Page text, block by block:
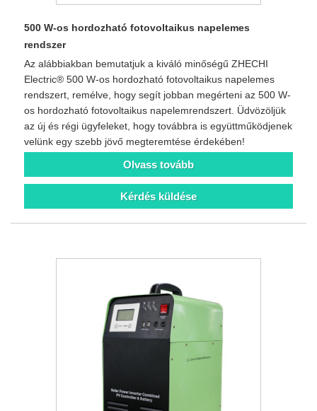
500 W-os hordozható fotovoltaikus napelemes
rendszer
Az alábbiakban bemutatjuk a kiváló minőségű ZHECHI
Electric® 500 W-os hordozható fotovoltaikus napelemes
rendszert, remélve, hogy segít jobban megérteni az 500 W-
os hordozható fotovoltaikus napelemrendszert. Üdvözöljük
az új és régi ügyfeleket, hogy továbbra is együttműködjenek
velünk egy szebb jövő megteremtése érdekében!
Olvass tovább
Kérdés küldése